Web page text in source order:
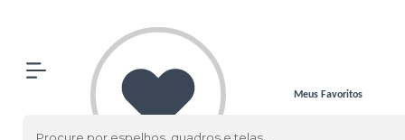
ESPELHOS CLÁSSICOS
COM LED
Meus Favoritos